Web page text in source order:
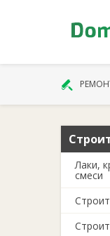
Лаки,
смеси